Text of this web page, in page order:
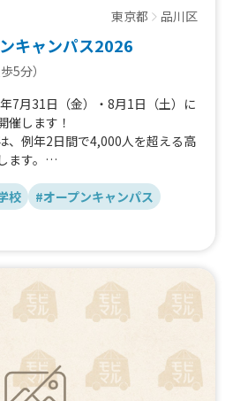
東京都 品川区
キャンパス2026
歩5分）
7月31日（金）・8月1日（土）に
催します！
、例年2日間で4,000人を超える高
す。
！
、冷たい飲み物、スイーツ系な
しやすいメニューを歓迎しま
校
#オープンキャンパス